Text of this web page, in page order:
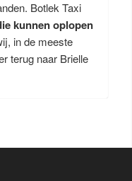
Botlek Taxi
kunnen oplopen
in de meeste
terug naar Brielle